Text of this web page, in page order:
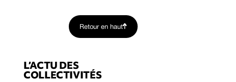
Retour en haut
L’ACTU DES
COLLECTIVITÉS